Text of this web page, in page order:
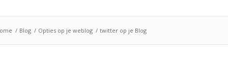
/ Blog / Opties op je weblog / twitter op je Blog